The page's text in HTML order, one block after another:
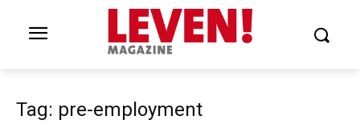
Tag: pre-employment